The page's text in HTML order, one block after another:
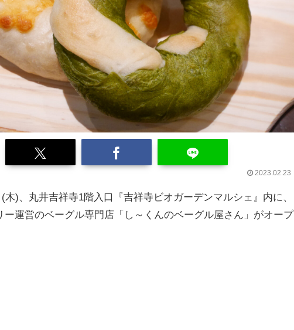
2023.02.23
木)、丸井吉祥寺1階入口『吉祥寺ビオガーデンマルシェ』内に、
ー運営のベーグル専門店「し～くんのベーグル屋さん」がオープ